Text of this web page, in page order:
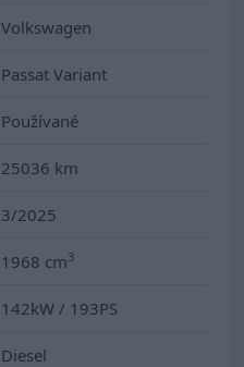
Volkswagen
Passat Variant
Používané
25036 km
3/2025
1968 cm3
142kW / 193PS
Diesel